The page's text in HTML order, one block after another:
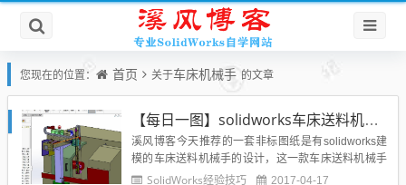
您现在的位置： 首页 关于车床机械手 的文章
【每日一图】solidworks车床送料机械手3d模型三维模型图纸推荐下载学习
溪风博客今天推荐的一套非标图纸是有solidworks建
模的车床送料机械手的设计，这一款车床送料机械手
非常值得准备做车床送料机构的设计师们下载学习，
SolidWorks经验技巧 2017-04-17